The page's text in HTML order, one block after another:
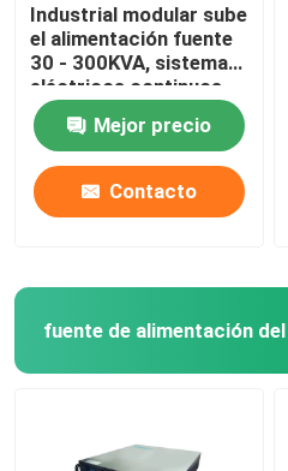
Industrial modular sube
el alimentación fuente
30 - 300KVA, sistemas
eléctricos continuos
trifásicos
Mejor precio
Contacto